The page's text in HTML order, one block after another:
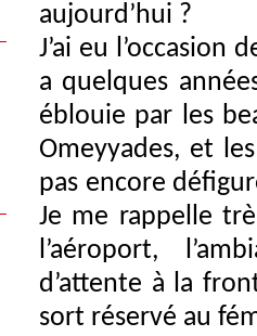
aujourd’hui ?
J’ai eu l’occasion
a quelques
éblouie par les
Omeyyades, et
pas encore
Je me rappelle
l’aéroport,
d’attente à la
sort réservé au